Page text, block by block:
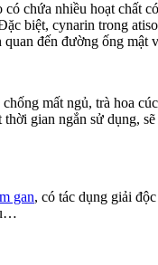
chứa nhiều hoạt chất
biệt, cynarin trong
đến đường ống mật
mất ngủ, trà hoa
gian ngắn sử dụng,
gan, có tác dụng giải